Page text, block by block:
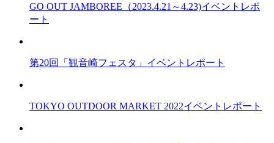
GO OUT JAMBOREE（2023.4.21～4.23)イベントレポ
ート
第20回「観音崎フェスタ」イベントレポート
TOKYO OUTDOOR MARKET 2022イベントレポート